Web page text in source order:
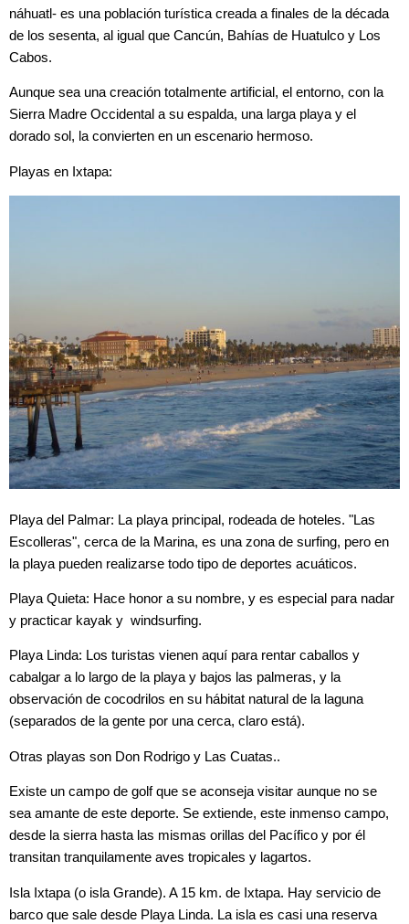
náhuatl- es una población turística creada a finales de la década
de los sesenta, al igual que Cancún, Bahías de Huatulco y Los
Cabos.
Aunque sea una creación totalmente artificial, el entorno, con la
Sierra Madre Occidental a su espalda, una larga playa y el
dorado sol, la convierten en un escenario hermoso.
Playas en Ixtapa:
Playa del Palmar: La playa principal, rodeada de hoteles. "Las
Escolleras", cerca de la Marina, es una zona de surfing, pero en
la playa pueden realizarse todo tipo de deportes acuáticos.
Playa Quieta: Hace honor a su nombre, y es especial para nadar
y practicar kayak y windsurfing.
Playa Linda: Los turistas vienen aquí para rentar caballos y
cabalgar a lo largo de la playa y bajos las palmeras, y la
observación de cocodrilos en su hábitat natural de la laguna
(separados de la gente por una cerca, claro está).
Otras playas son Don Rodrigo y Las Cuatas..
Existe un campo de golf que se aconseja visitar aunque no se
sea amante de este deporte. Se extiende, este inmenso campo,
desde la sierra hasta las mismas orillas del Pacífico y por él
transitan tranquilamente aves tropicales y lagartos.
Isla Ixtapa (o isla Grande). A 15 km. de Ixtapa. Hay servicio de
barco que sale desde Playa Linda. La isla es casi una reserva